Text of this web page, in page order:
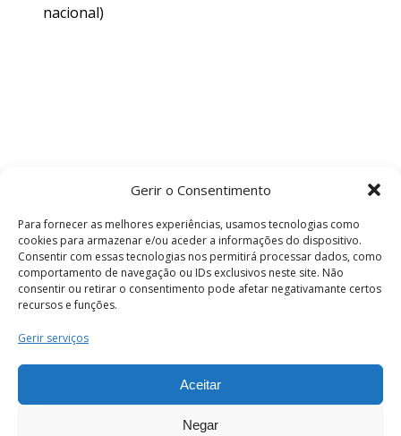
Gerir o Consentimento
Para fornecer as melhores experiências, usamos tecnologias como
cookies para armazenar e/ou aceder a informações do dispositivo.
Consentir com essas tecnologias nos permitirá processar dados, como
comportamento de navegação ou IDs exclusivos neste site. Não
consentir ou retirar o consentimento pode afetar negativamante certos
recursos e funções.
Gerir serviços
Aceitar
Negar
nacional)
Termos e Condições
os direitos reservados.